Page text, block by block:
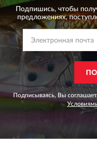
Подпишись, чтобы
предложениях,
Подписываясь, Вы